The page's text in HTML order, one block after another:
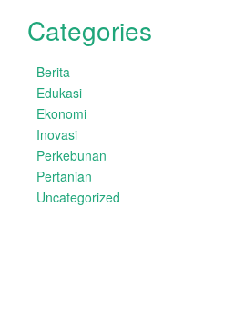
Categories
Berita
Edukasi
Ekonomi
Inovasi
Perkebunan
Pertanian
Uncategorized